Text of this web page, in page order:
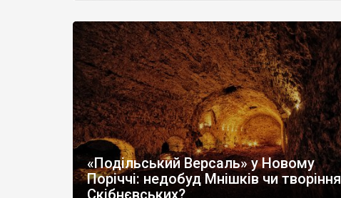
«Подільський Версаль» у Новому
Поріччі: недобуд Мнішків чи творіння
Скібнєвських?